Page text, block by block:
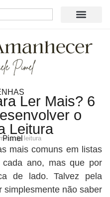
Ler Mais? 6
o
Leitura
de leitura
mais comuns em listas
ano, mas que por
de lado. Talvez pela
simplesmente não saber